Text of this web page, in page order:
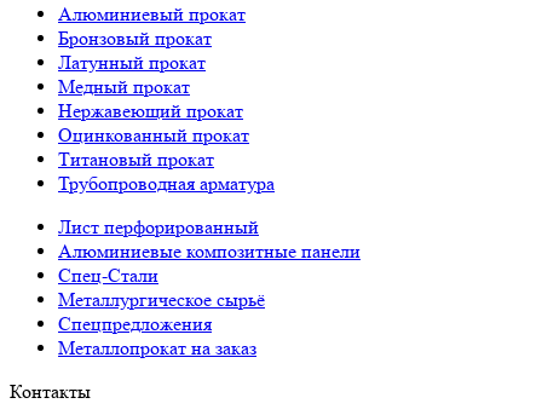
Алюминиевый прокат
Бронзовый прокат
Латунный прокат
Медный прокат
Нержавеющий прокат
Оцинкованный прокат
Титановый прокат
Трубопроводная арматура
Лист перфорированный
Алюминиевые композитные панели
Спец-Стали
Металлургическое сырьё
Спецпредложения
Металлопрокат на заказ
Контакты